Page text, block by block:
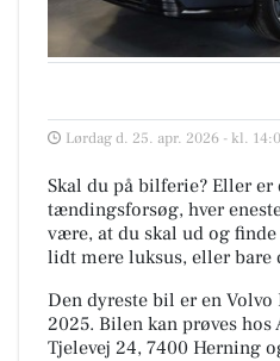
Lørdag d. 25. apr. 2026 - kl.
Skal du på bilferie? Eller
tændingsforsøg, hver
være, at du skal ud og
lidt mere luksus, eller bare
Den dyreste bil er en
2025. Bilen kan prøves hos
Tjelevej 24, 7400 Herning